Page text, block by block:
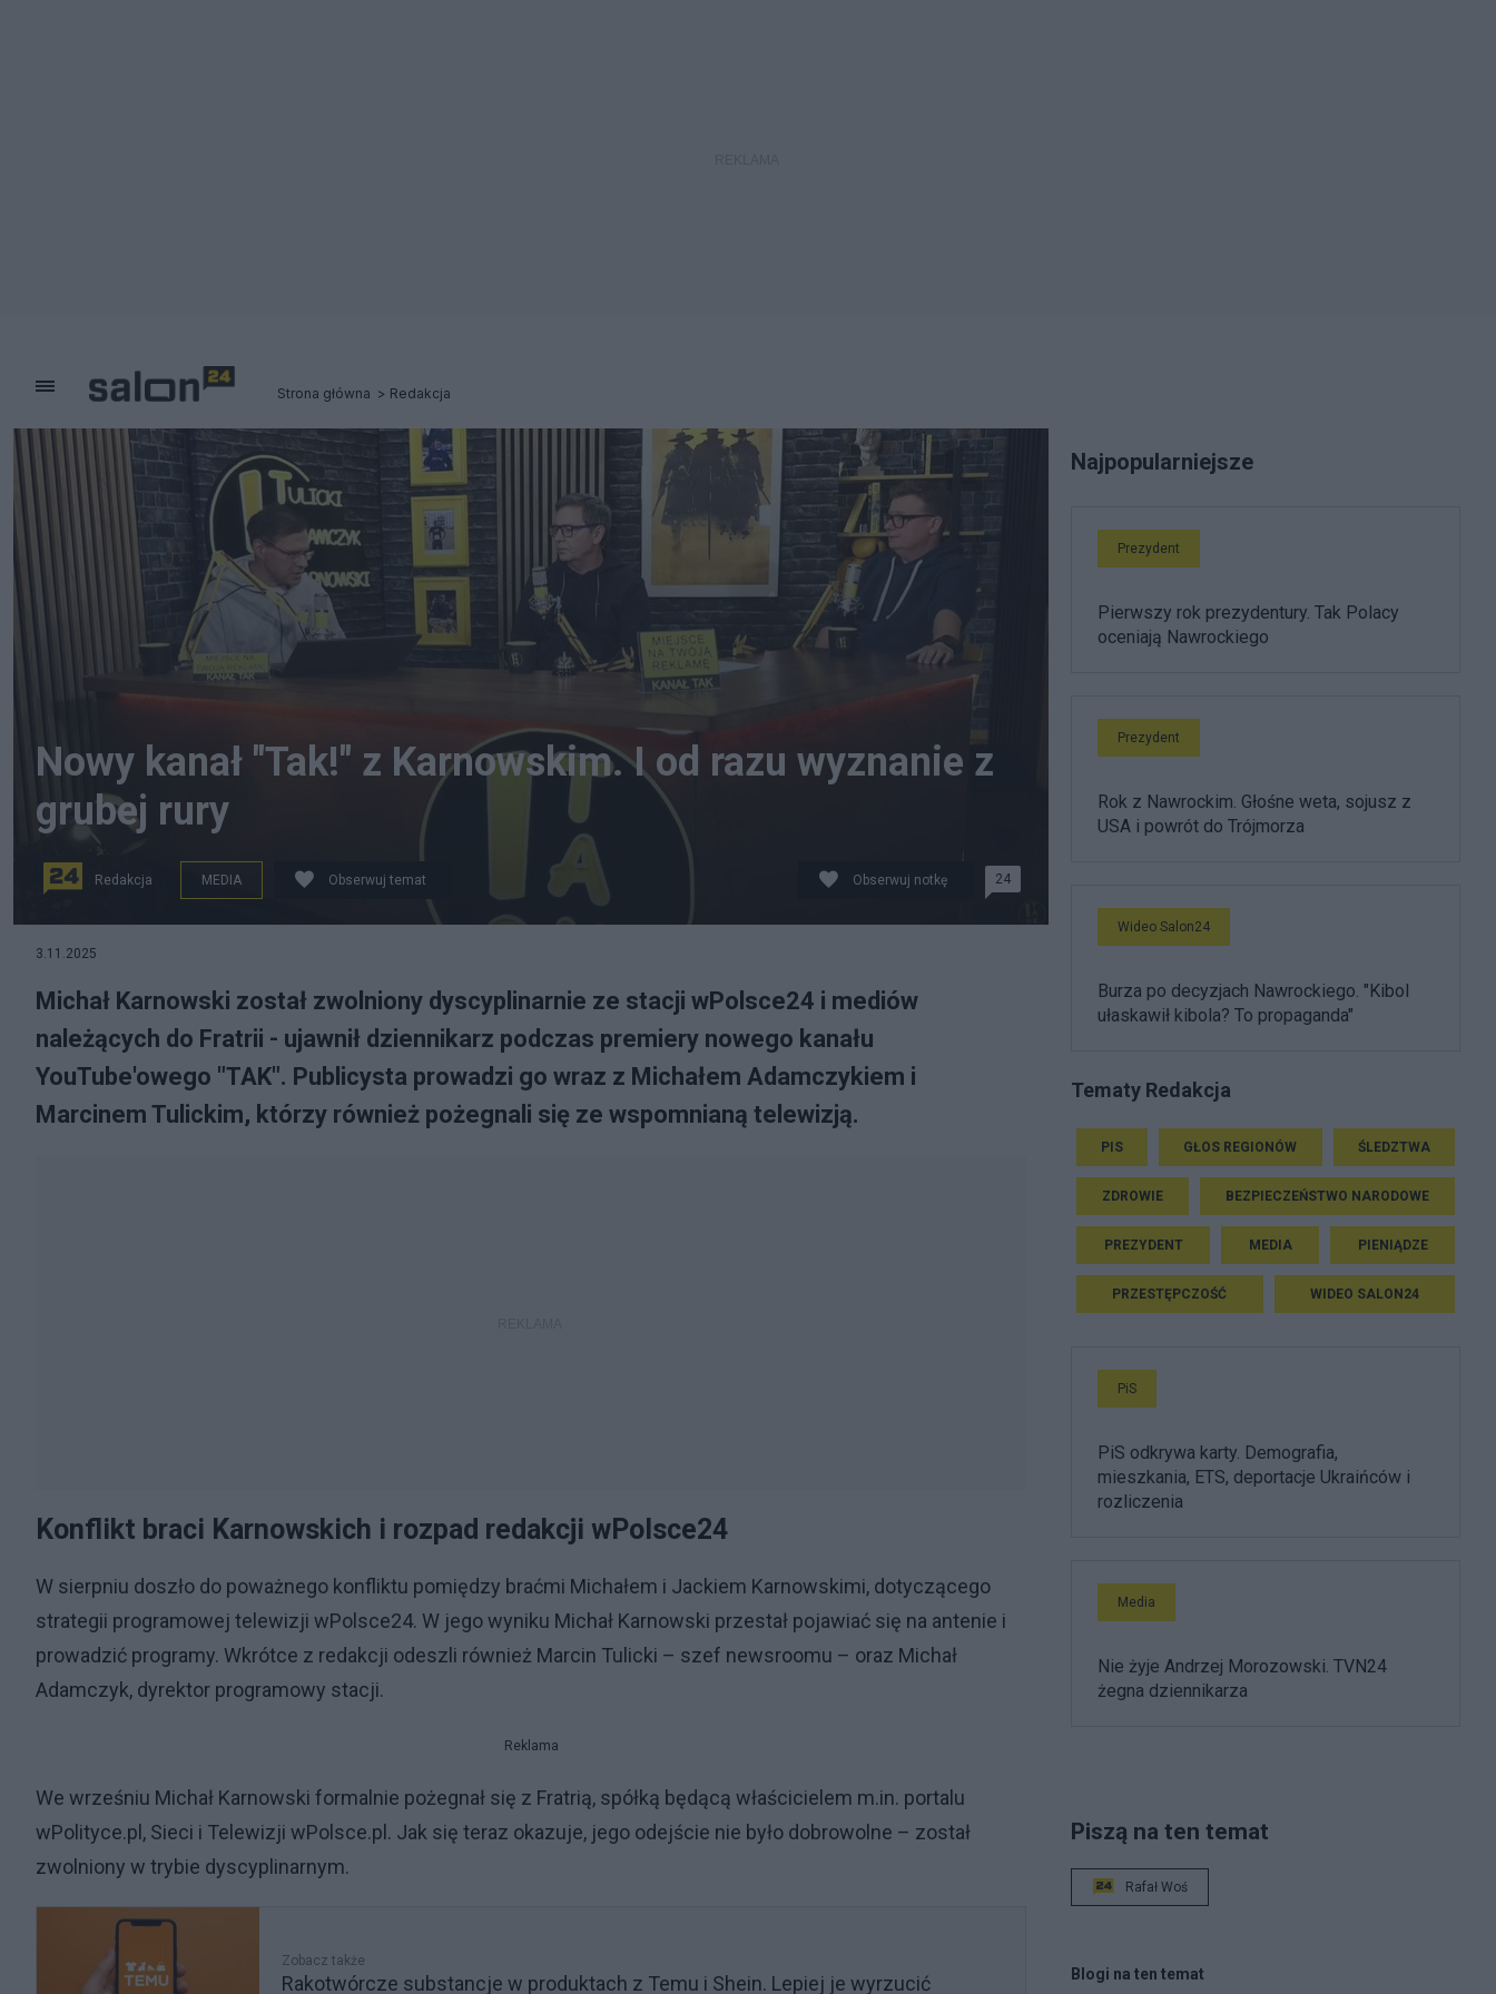
Strona główna Redakcja
Nowy kanał "Tak!" z Karnowskim. I od razu wyznanie z
grubej rury
Redakcja MEDIA Obserwuj temat Obserwuj notkę 24
3.11.2025
Michał Karnowski został zwolniony dyscyplinarnie ze stacji wPolsce24 i mediów
należących do Fratrii - ujawnił dziennikarz podczas premiery nowego kanału
YouTube'owego "TAK". Publicysta prowadzi go wraz z Michałem Adamczykiem i
Marcinem Tulickim, którzy również pożegnali się ze wspomnianą telewizją.
Konflikt braci Karnowskich i rozpad redakcji wPolsce24
W sierpniu doszło do poważnego konfliktu pomiędzy braćmi Michałem i Jackiem Karnowskimi, dotyczącego
strategii programowej telewizji wPolsce24. W jego wyniku Michał Karnowski przestał pojawiać się na antenie i
prowadzić programy. Wkrótce z redakcji odeszli również Marcin Tulicki – szef newsroomu – oraz Michał
Adamczyk, dyrektor programowy stacji.
Reklama
We wrześniu Michał Karnowski formalnie pożegnał się z Fratrią, spółką będącą właścicielem m.in. portalu
wPolityce.pl, Sieci i Telewizji wPolsce.pl. Jak się teraz okazuje, jego odejście nie było dobrowolne – został
zwolniony w trybie dyscyplinarnym.
Zobacz także
Rakotwórcze substancje w produktach z Temu i Shein. Lepiej je wyrzucić
Najpopularniejsze
Prezydent
Pierwszy rok prezydentury. Tak Polacy
oceniają Nawrockiego
Prezydent
Rok z Nawrockim. Głośne weta, sojusz z
USA i powrót do Trójmorza
Wideo Salon24
Burza po decyzjach Nawrockiego. "Kibol
ułaskawił kibola? To propaganda"
Tematy Redakcja
PIS GŁOS REGIONÓW ŚLEDZTWA
ZDROWIE BEZPIECZEŃSTWO NARODOWE
PREZYDENT MEDIA PIENIĄDZE
PRZESTĘPCZOŚĆ WIDEO SALON24
PiS
PiS odkrywa karty. Demografia,
mieszkania, ETS, deportacje Ukraińców i
rozliczenia
Media
Nie żyje Andrzej Morozowski. TVN24
żegna dziennikarza
Piszą na ten temat
Rafał Woś
Blogi na ten temat